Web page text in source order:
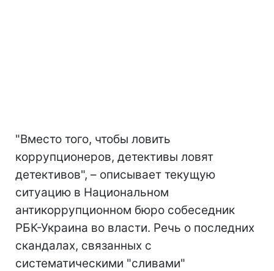
"Вместо того, чтобы ловить
коррупционеров, детективы ловят
детективов", – описывает текущую
ситуацию в Национальном
антикоррупционном бюро собеседник
РБК-Украина во власти. Речь о последних
скандалах, связанных с
систематическими "сливами"